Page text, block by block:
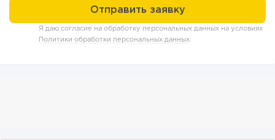
180 12 2
Я даю согласие на обработку персональных данных на условиях
Политики обработки персональных данных.